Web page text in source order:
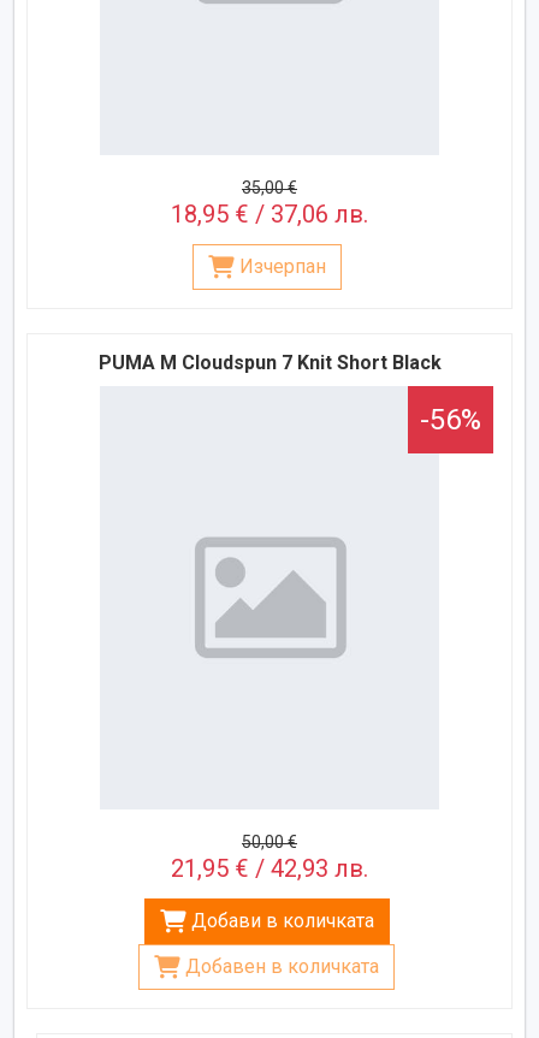
35,00 €
18,95 € / 37,06 лв.
Изчерпан
PUMA M Cloudspun 7 Knit Short Black
-56%
50,00 €
21,95 € / 42,93 лв.
Добави в количката
Добавен в количката